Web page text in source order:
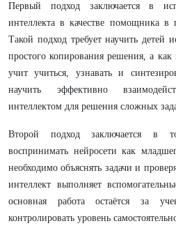
Первый подход заключается в
интеллекта в качестве помощника в
Такой подход требует научить детей
простого копирования решения, а
учит учиться, узнавать и
научить эффективно
интеллектом для решения сложных
Второй подход заключается в
воспринимать нейросети как
необходимо объяснять задачи и
интеллект выполняет
основная работа остаётся за
контролировать уровень